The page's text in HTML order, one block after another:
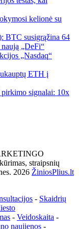
kelionė su
BTC susigrąžina 64
„DeFi“
„Nasdaq“
ETH į
signalai: 10x
straipsnių
2026 ŽiniosPlius.lt
- Skaidrių
- Veidoskaita -
naujienos -